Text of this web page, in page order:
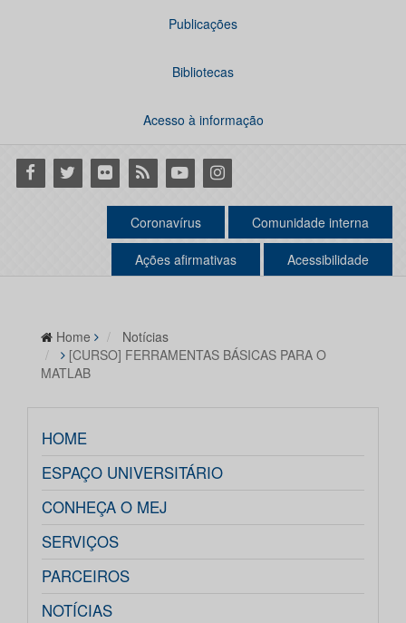
Publicações
Bibliotecas
Acesso à informação
Facebook
Twitter Flickr RSS YoutubeInstagram
Coronavírus Comunidade interna
Ações afirmativas Acessibilidade
Home
Notícias
[CURSO] FERRAMENTAS BÁSICAS PARA O
MATLAB
HOME
ESPAÇO UNIVERSITÁRIO
CONHEÇA O MEJ
SERVIÇOS
PARCEIROS
NOTÍCIAS